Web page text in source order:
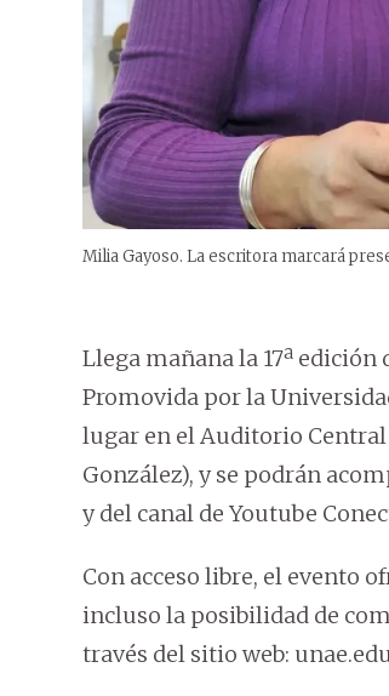
Milia Gayoso. La escritora marcará
Llega mañana la 17ª
Promovida por la
lugar en el Auditorio
González), y se podrán
y del canal de Youtube
Con acceso libre, el evento
incluso la posibilidad de
través del sitio web: